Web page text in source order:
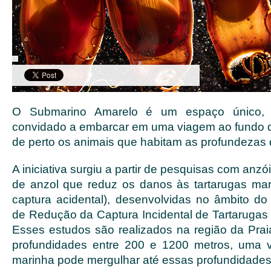
O Submarino Amarelo é um espaço
convidado a embarcar em uma viagem ao fundo
de perto os animais que habitam as profundezas
A iniciativa surgiu a partir de pesquisas com
de anzol que reduz os danos às tartarugas
captura acidental), desenvolvidas no âmbito
de Redução da Captura Incidental de
Esses estudos são realizados na região da
profundidades entre 200 e 1200 metros, uma
marinha pode mergulhar até essas